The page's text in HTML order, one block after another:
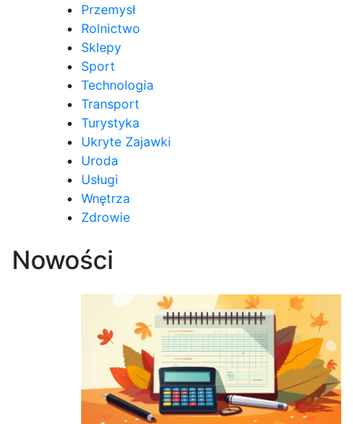
Przemysł
Rolnictwo
Sklepy
Sport
Technologia
Transport
Turystyka
Ukryte Zajawki
Uroda
Usługi
Wnętrza
Zdrowie
Nowości